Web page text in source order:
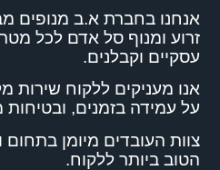
אנחנו בחברת א.ב מנופים
זרוע ומנוף סל אדם לכל
עסקיים וקבלנים.
אנו מעניקים ללקוח שירות
על עמידה בזמנים, ובטיחות
צוות העובדים מיומן
הטוב ביותר ללקוח.